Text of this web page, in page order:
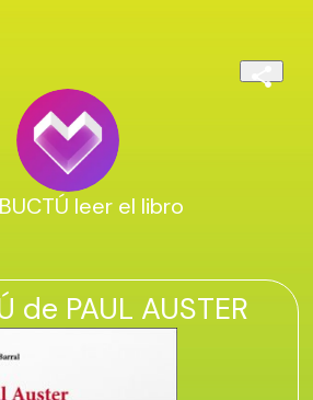
leer el libro
de PAUL AUSTER